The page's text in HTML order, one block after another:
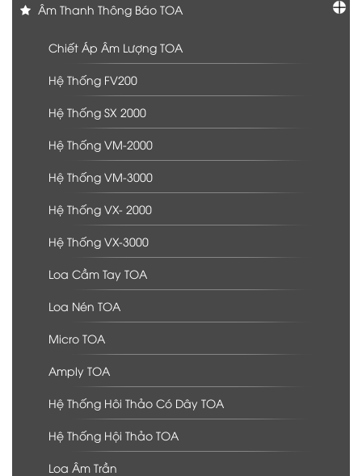
Âm Thanh Thông Báo TOA
Chiết Áp Âm Lượng TOA
Hệ Thống FV200
Hệ Thống SX 2000
Hệ Thống VM-2000
Hệ Thống VM-3000
Hệ Thống VX- 2000
Hệ Thống VX-3000
Loa Cầm Tay TOA
Loa Nén TOA
Micro TOA
Amply TOA
Hệ Thống Hôi Thảo Có Dây TOA
Hệ Thống Hội Thảo TOA
Loa Âm Trần